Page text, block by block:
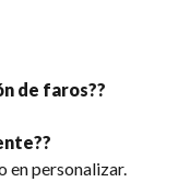
de faros??
en personalizar.